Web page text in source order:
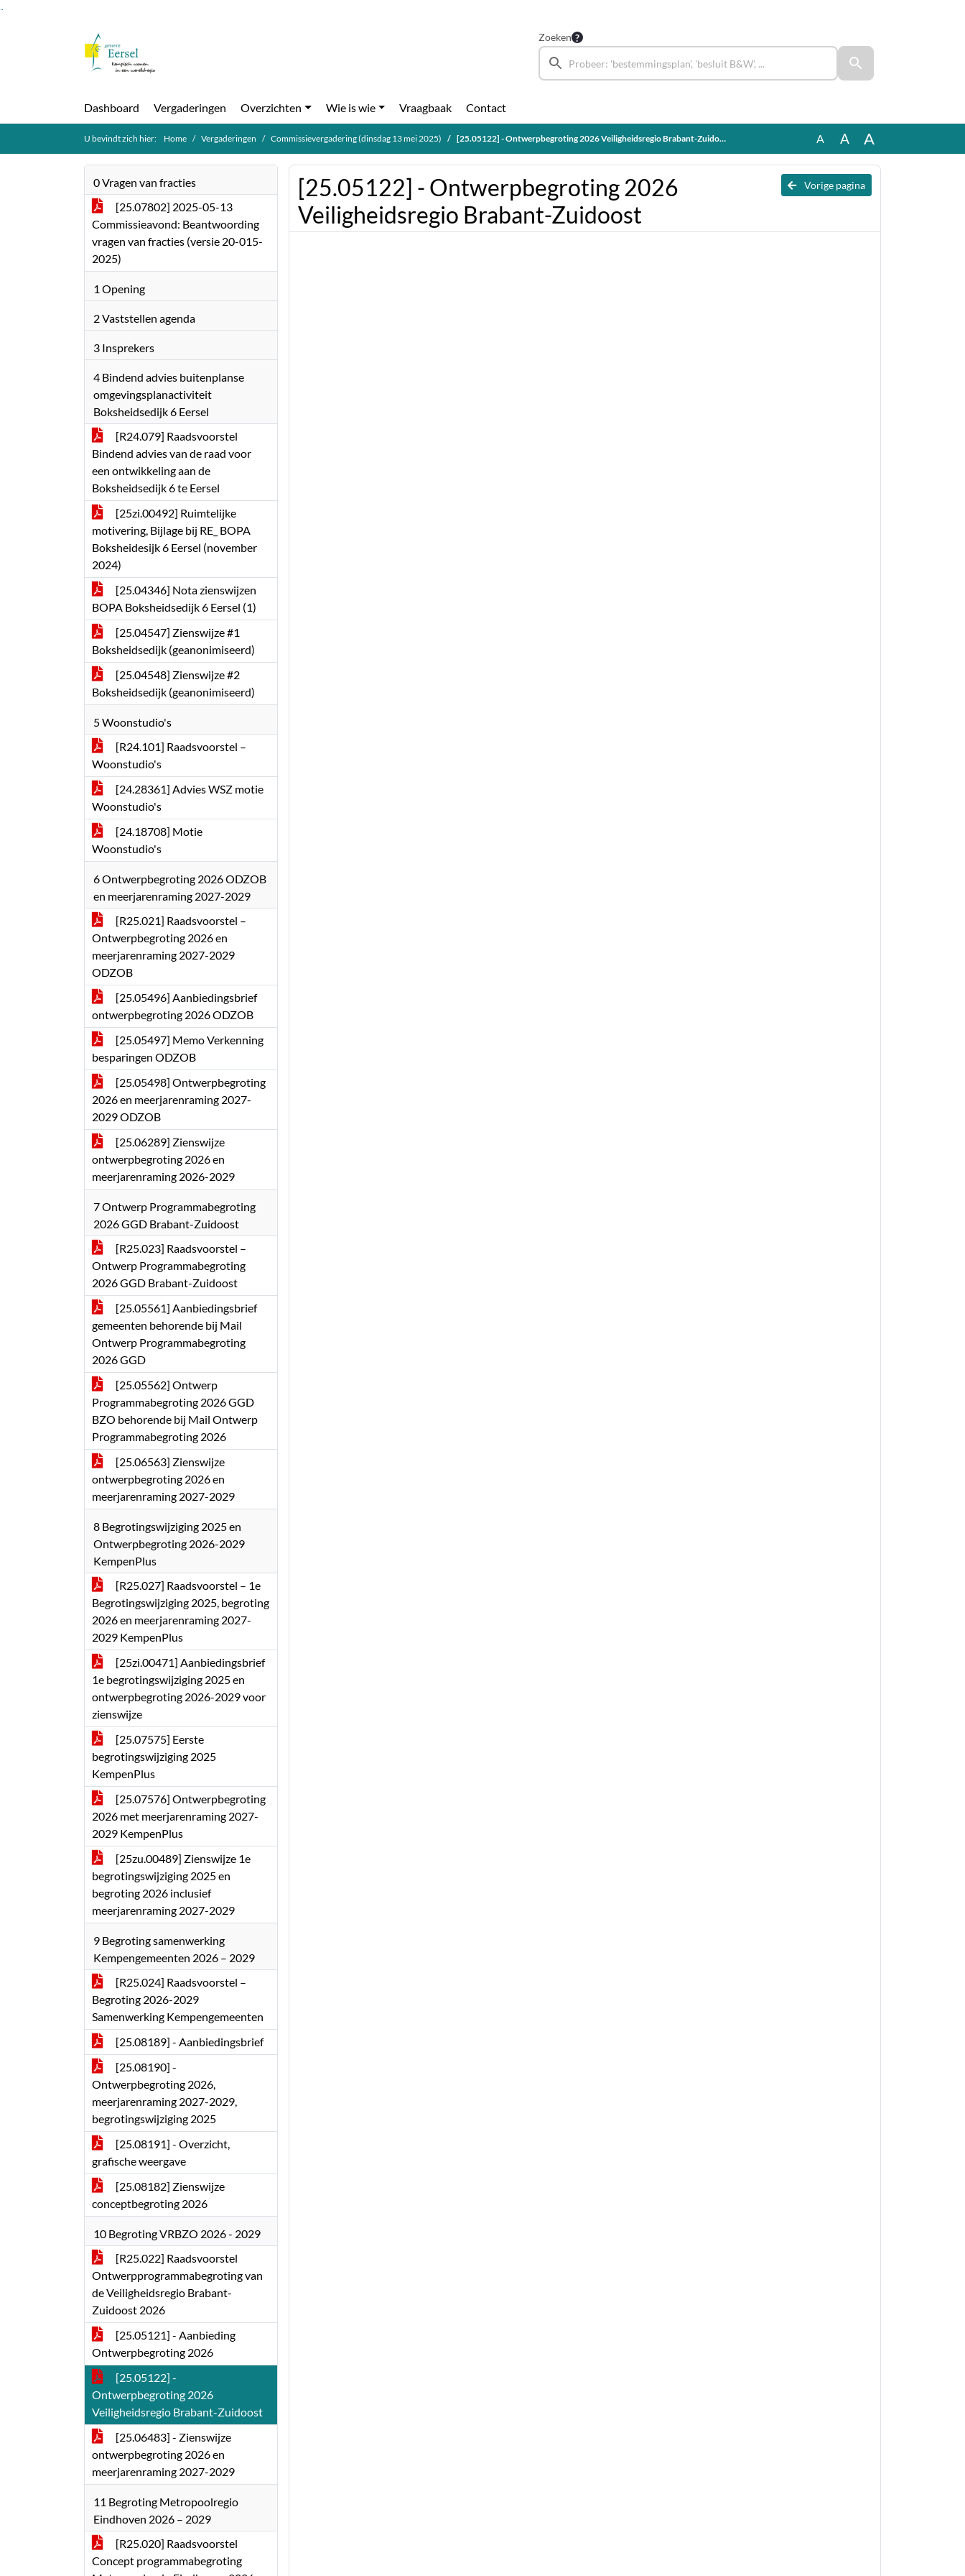
Zoeken
Dashboard Vergaderingen Overzichten Wie is wie Vraagbaak Contact
U bevindt zich hier: Home Vergaderingen Commissievergadering (dinsdag 13 mei 2025) [25.05122] - Ontwerpbegroting 2026 Veiligheidsregio Brabant-Zuidoost A A A
0 Vragen van fracties
[25.07802] 2025-05-13
Commissieavond: Beantwoording
vragen van fracties (versie 20-015-
2025)
1 Opening
2 Vaststellen agenda
3 Insprekers
4 Bindend advies buitenplanse
omgevingsplanactiviteit
Boksheidsedijk 6 Eersel
[R24.079] Raadsvoorstel
Bindend advies van de raad voor
een ontwikkeling aan de
Boksheidsedijk 6 te Eersel
[25zi.00492] Ruimtelijke
motivering, Bijlage bij RE_ BOPA
Boksheidesijk 6 Eersel (november
2024)
[25.04346] Nota zienswijzen
BOPA Boksheidsedijk 6 Eersel (1)
[25.04547] Zienswijze #1
Boksheidsedijk (geanonimiseerd)
[25.04548] Zienswijze #2
Boksheidsedijk (geanonimiseerd)
5 Woonstudio's
[R24.101] Raadsvoorstel –
Woonstudio's
[24.28361] Advies WSZ motie
Woonstudio's
[24.18708] Motie
Woonstudio's
6 Ontwerpbegroting 2026 ODZOB
en meerjarenraming 2027-2029
[R25.021] Raadsvoorstel –
Ontwerpbegroting 2026 en
meerjarenraming 2027-2029
ODZOB
[25.05496] Aanbiedingsbrief
ontwerpbegroting 2026 ODZOB
[25.05497] Memo Verkenning
besparingen ODZOB
[25.05498] Ontwerpbegroting
2026 en meerjarenraming 2027-
2029 ODZOB
[25.06289] Zienswijze
ontwerpbegroting 2026 en
meerjarenraming 2026-2029
7 Ontwerp Programmabegroting
2026 GGD Brabant-Zuidoost
[R25.023] Raadsvoorstel –
Ontwerp Programmabegroting
2026 GGD Brabant-Zuidoost
[25.05561] Aanbiedingsbrief
gemeenten behorende bij Mail
Ontwerp Programmabegroting
2026 GGD
[25.05562] Ontwerp
Programmabegroting 2026 GGD
BZO behorende bij Mail Ontwerp
Programmabegroting 2026
[25.06563] Zienswijze
ontwerpbegroting 2026 en
meerjarenraming 2027-2029
8 Begrotingswijziging 2025 en
Ontwerpbegroting 2026-2029
KempenPlus
[R25.027] Raadsvoorstel – 1e
Begrotingswijziging 2025, begroting
2026 en meerjarenraming 2027-
2029 KempenPlus
[25zi.00471] Aanbiedingsbrief
1e begrotingswijziging 2025 en
ontwerpbegroting 2026-2029 voor
zienswijze
[25.07575] Eerste
begrotingswijziging 2025
KempenPlus
[25.07576] Ontwerpbegroting
2026 met meerjarenraming 2027-
2029 KempenPlus
[25zu.00489] Zienswijze 1e
begrotingswijziging 2025 en
begroting 2026 inclusief
meerjarenraming 2027-2029
9 Begroting samenwerking
Kempengemeenten 2026 – 2029
[R25.024] Raadsvoorstel –
Begroting 2026-2029
Samenwerking Kempengemeenten
[25.08189] - Aanbiedingsbrief
[25.08190] -
Ontwerpbegroting 2026,
meerjarenraming 2027-2029,
begrotingswijziging 2025
[25.08191] - Overzicht,
grafische weergave
[25.08182] Zienswijze
conceptbegroting 2026
10 Begroting VRBZO 2026 - 2029
[R25.022] Raadsvoorstel
Ontwerpprogrammabegroting van
de Veiligheidsregio Brabant-
Zuidoost 2026
[25.05121] - Aanbieding
Ontwerpbegroting 2026
[25.05122] -
Ontwerpbegroting 2026
Veiligheidsregio Brabant-Zuidoost
[25.06483] - Zienswijze
ontwerpbegroting 2026 en
meerjarenraming 2027-2029
11 Begroting Metropoolregio
Eindhoven 2026 – 2029
[R25.020] Raadsvoorstel
Concept programmabegroting
Vorige pagina
[25.05122] - Ontwerpbegroting 2026
Veiligheidsregio Brabant-Zuidoost